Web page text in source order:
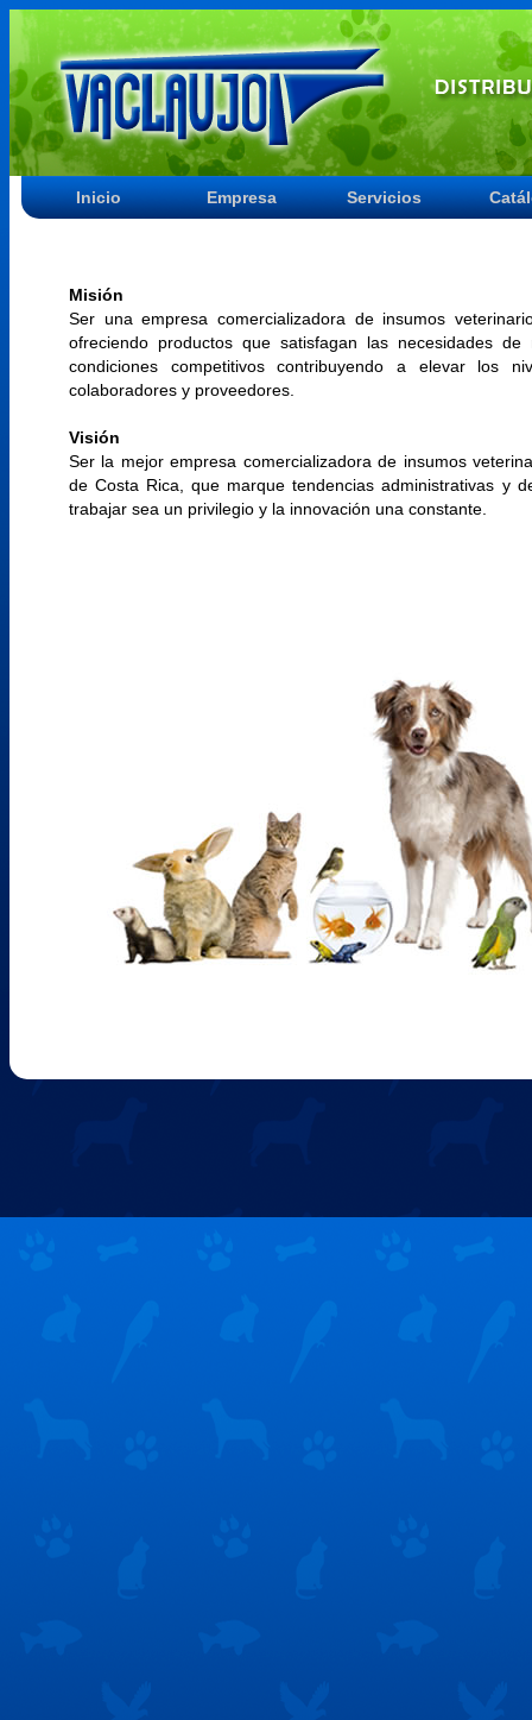
Inicio Empresa Servicios
Misión
Ser una empresa comercializadora de insumos
ofreciendo productos que satisfagan las necesidades
condiciones competitivos contribuyendo a elevar los
colaboradores y proveedores.
Visión
Ser la mejor empresa comercializadora de insumos
de Costa Rica, que marque tendencias administrativas y
trabajar sea un privilegio y la innovación una constante.